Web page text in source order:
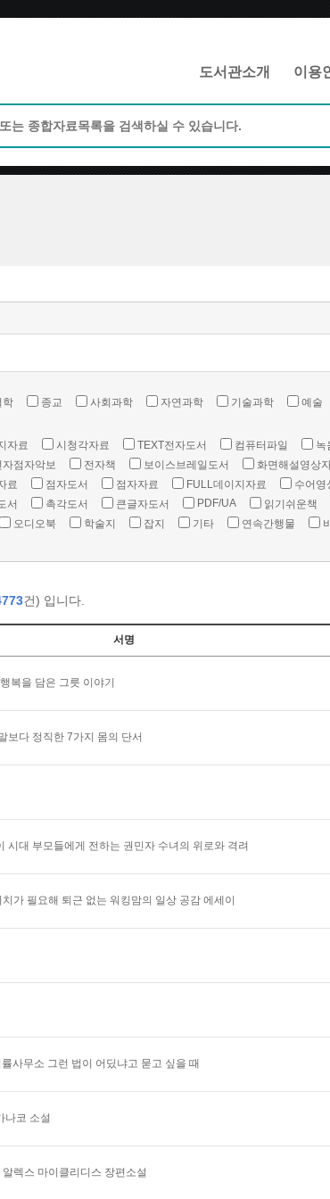
도서관소개 이용
학 종교 사회과학 자연과학 기술과학 예술
자료 시청각자료 TEXT전자도서 컴퓨터파일 녹
자점자악보 전자책 보이스브레일도서 화면해설영상
료
점자도서 점자자료 FULL데이지자료 수어영
서
촉각도서 큰글자도서 PDF/UA 읽기쉬운책
오디오북 학술지 잡지 기타 연속간행물
건) 입니다.
서명
복을 담은 그릇 이야기
보다 정직한 7가지 몸의 단서
시대 부모들에게 전하는 권민자 수녀의 위로와 격려
가 필요해 퇴근 없는 워킹맘의 일상 공감 에세이
사무소 그런 법이 어딨냐고 묻고 싶을 때
나코 소설
렉스 마이클리디스 장편소설